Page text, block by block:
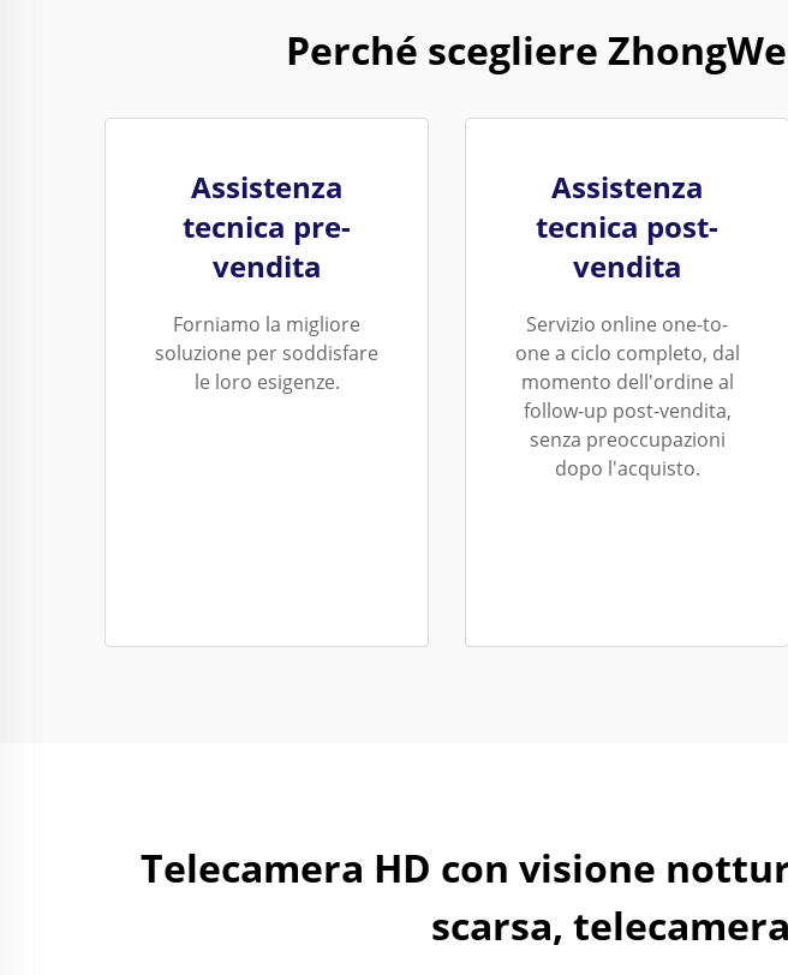
Perché scegliere
Assistenza
tecnica pre-
vendita
Forniamo la migliore
soluzione per soddisfare
le loro esigenze.
Assistenza
tecnica post-
vendita
Servizio online one-to-
one a ciclo completo, dal
momento dell'ordine al
follow-up post-vendita,
senza preoccupazioni
dopo l'acquisto.
Telecamera HD con visione
scarsa,